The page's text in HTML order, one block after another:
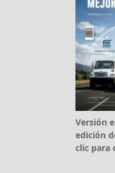
Versión
edición
clic para